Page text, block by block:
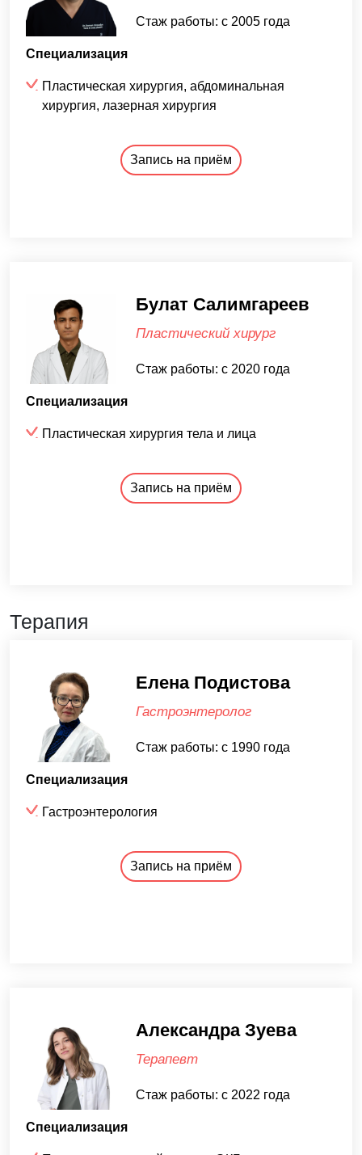
Стаж работы: с 2005 года
Специализация
Пластическая хирургия, абдоминальная
хирургия, лазерная хирургия
Запись на приём
Булат Салимгареев
Пластический хирург
Стаж работы: с 2020 года
Специализация
Пластическая хирургия тела и лица
Запись на приём
Терапия
Елена Подистова
Гастроэнтеролог
Стаж работы: с 1990 года
Специализация
Гастроэнтерология
Запись на приём
Александра Зуева
Терапевт
Стаж работы: с 2022 года
Специализация